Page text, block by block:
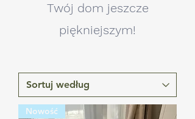
Twój dom jeszcze
piękniejszym!
Nowość